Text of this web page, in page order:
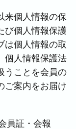
来個人情報の保
び個人情報保護
は個人情報の取
個人情報保護法
うことを会員の
ご案内をお届け
員証・会報